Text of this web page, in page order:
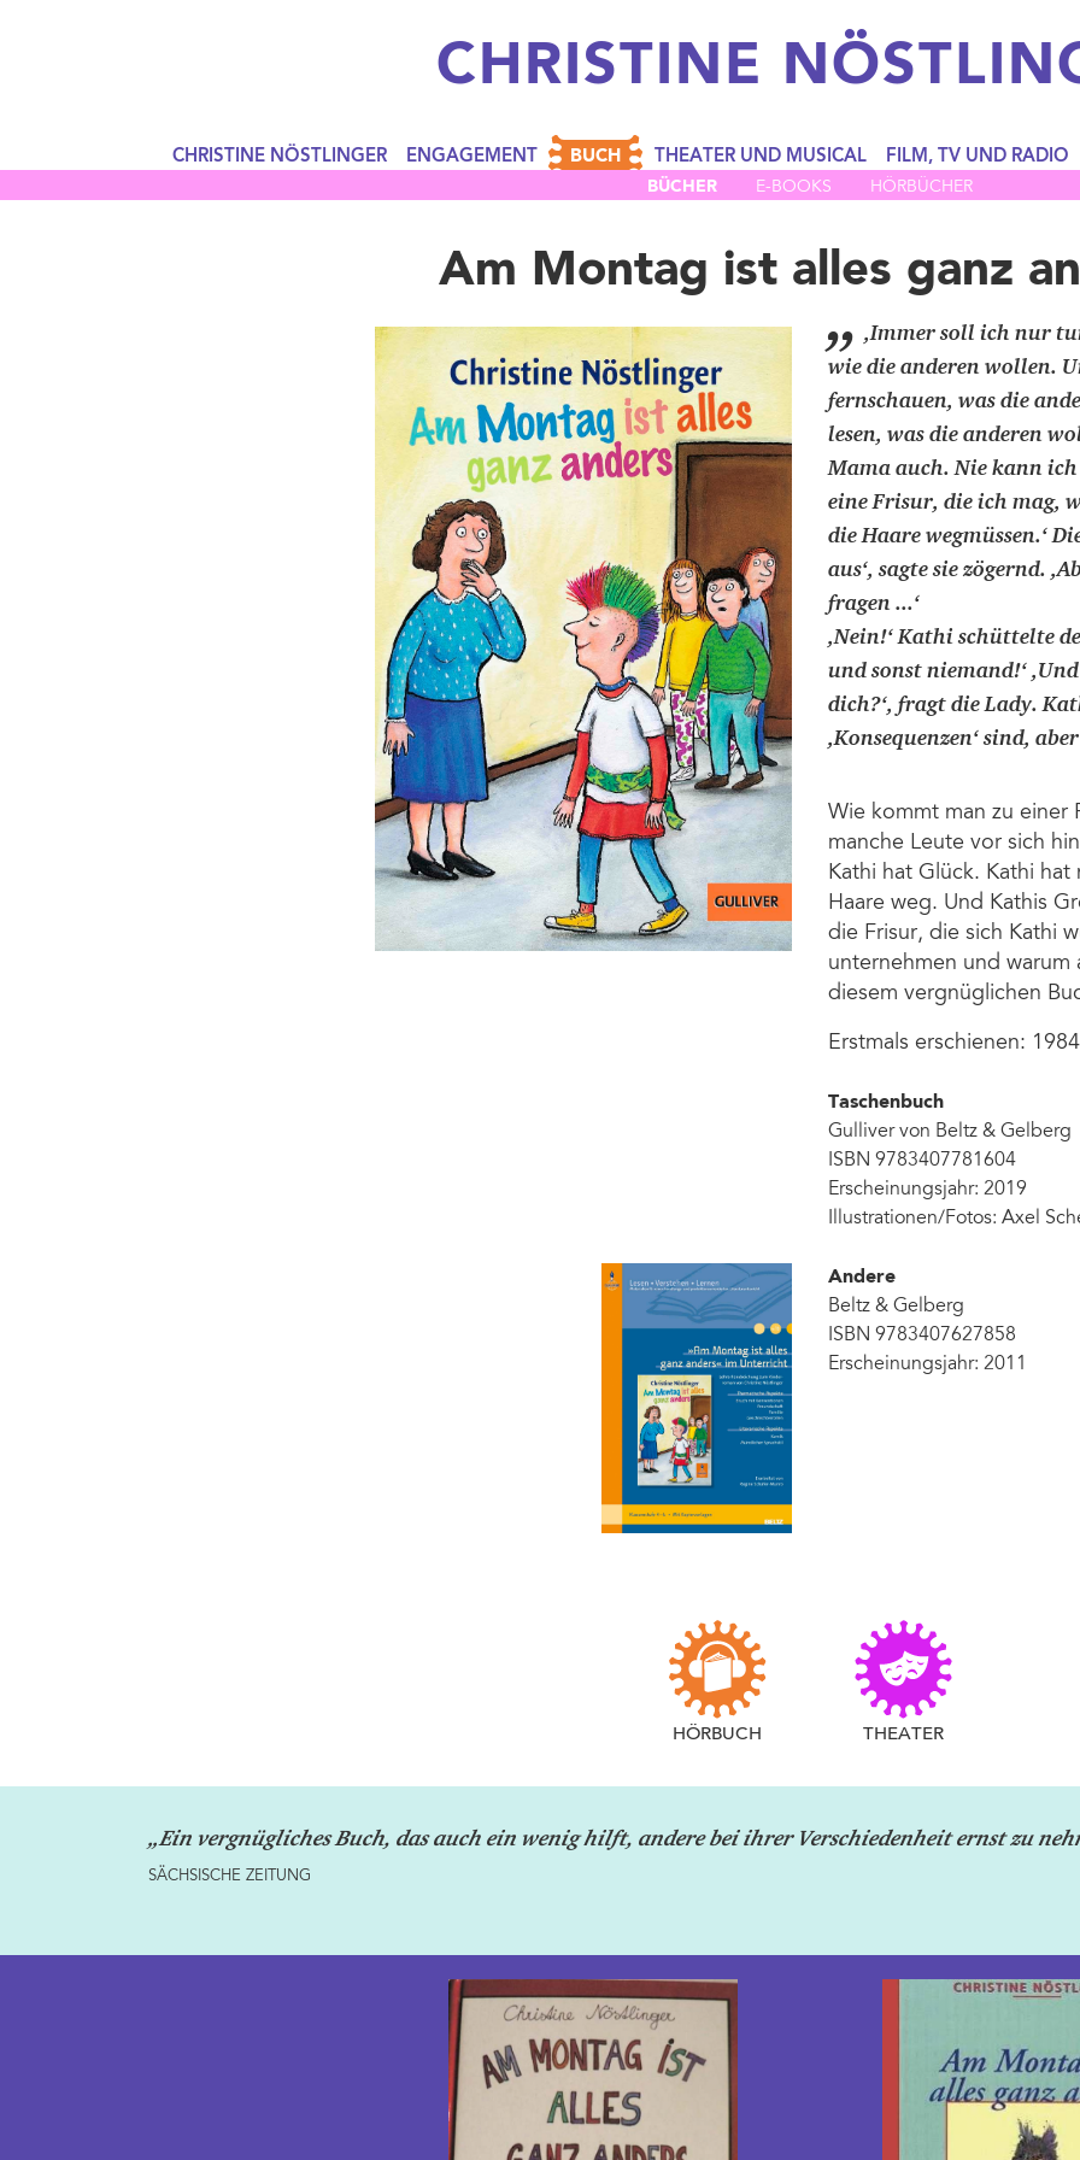
CHRISTINE
CHRISTINE NÖSTLINGER ENGAGEMENT BUCH THEATER UND MUSICAL FILM, TV UND RADIO
BÜCHER E-BOOKS HÖRBÜCHER
Am Montag ist alles ganz
„ ,Immer soll ich nur
wie die anderen wollen.
fernschauen, was die
lesen, was die anderen
Mama auch. Nie kann
eine Frisur, die ich mag,
die Haare wegmüssen.‘
aus‘, sagte sie zögernd.
fragen ...‘
,Nein!‘ Kathi schüttelte
und sonst niemand!‘
dich?‘, fragt die Lady.
,Konsequenzen‘ sind,
Wie kommt man zu einer
manche Leute vor sich
Kathi hat Glück. Kathi hat
Haare weg. Und Kathis
die Frisur, die sich Kathi
unternehmen und warum
diesem vergnüglichen
Erstmals erschienen: 1984
Taschenbuch
Gulliver von Beltz & Gelberg
ISBN 9783407781604
Erscheinungsjahr: 2019
Illustrationen/Fotos: Axel
Andere
Beltz & Gelberg
ISBN 9783407627858
Erscheinungsjahr: 2011
HÖRBUCH THEATER
„Ein vergnügliches Buch, das auch ein wenig hilft, andere bei ihrer Verschiedenheit ernst zu
SÄCHSISCHE ZEITUNG